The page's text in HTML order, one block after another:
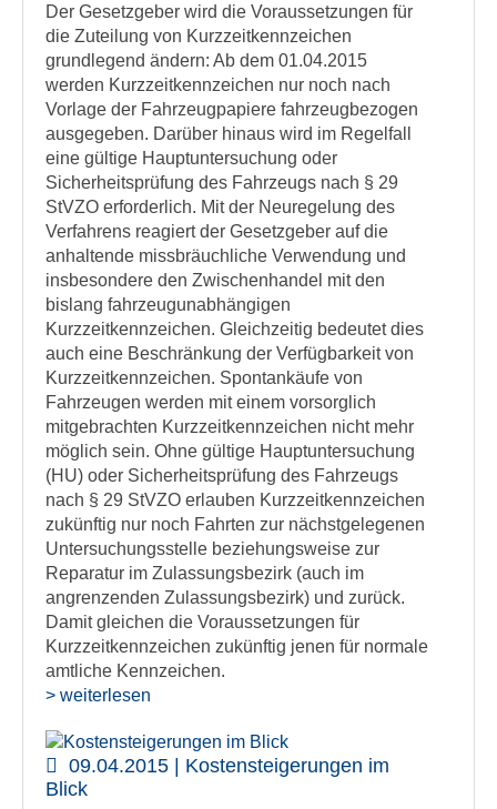
Der Gesetzgeber wird die Voraussetzungen für
die Zuteilung von Kurzzeitkennzeichen
grundlegend ändern: Ab dem 01.04.2015
werden Kurzzeitkennzeichen nur noch nach
Vorlage der Fahrzeugpapiere fahrzeugbezogen
ausgegeben. Darüber hinaus wird im Regelfall
eine gültige Hauptuntersuchung oder
Sicherheitsprüfung des Fahrzeugs nach § 29
StVZO erforderlich. Mit der Neuregelung des
Verfahrens reagiert der Gesetzgeber auf die
anhaltende missbräuchliche Verwendung und
insbesondere den Zwischenhandel mit den
bislang fahrzeugunabhängigen
Kurzzeitkennzeichen. Gleichzeitig bedeutet dies
auch eine Beschränkung der Verfügbarkeit von
Kurzzeitkennzeichen. Spontankäufe von
Fahrzeugen werden mit einem vorsorglich
mitgebrachten Kurzzeitkennzeichen nicht mehr
möglich sein. Ohne gültige Hauptuntersuchung
(HU) oder Sicherheitsprüfung des Fahrzeugs
nach § 29 StVZO erlauben Kurzzeitkennzeichen
zukünftig nur noch Fahrten zur nächstgelegenen
Untersuchungsstelle beziehungsweise zur
Reparatur im Zulassungsbezirk (auch im
angrenzenden Zulassungsbezirk) und zurück.
Damit gleichen die Voraussetzungen für
Kurzzeitkennzeichen zukünftig jenen für normale
amtliche Kennzeichen.
> weiterlesen
09.04.2015 | Kostensteigerungen im
Blick